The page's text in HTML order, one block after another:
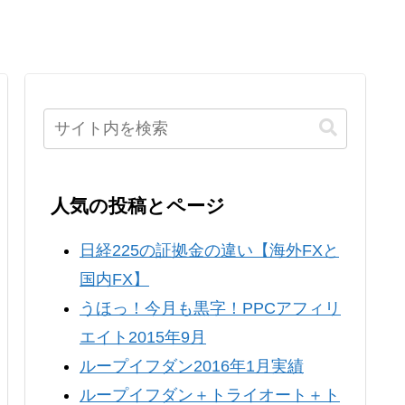
人気の投稿とページ
日経225の証拠金の違い【海外FXと
国内FX】
うほっ！今月も黒字！PPCアフィリ
エイト2015年9月
ループイフダン2016年1月実績
ループイフダン＋トライオート＋ト